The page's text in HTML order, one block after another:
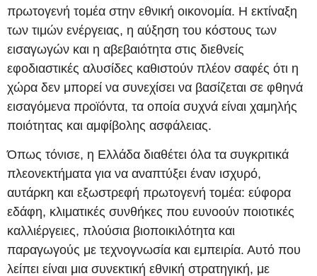
πρωτογενή τομέα στην εθνική οικονομία. Η εκτίναξη
των τιμών ενέργειας, η αύξηση του κόστους των
εισαγωγών και η αβεβαιότητα στις διεθνείς
εφοδιαστικές αλυσίδες καθιστούν πλέον σαφές ότι η
χώρα δεν μπορεί να συνεχίσει να βασίζεται σε φθηνά
εισαγόμενα προϊόντα, τα οποία συχνά είναι χαμηλής
ποιότητας και αμφίβολης ασφάλειας.
Όπως τόνισε, η Ελλάδα διαθέτει όλα τα συγκριτικά
πλεονεκτήματα για να αναπτύξει έναν ισχυρό,
αυτάρκη και εξωστρεφή πρωτογενή τομέα: εύφορα
εδάφη, κλιματικές συνθήκες που ευνοούν ποιοτικές
καλλιέργειες, πλούσια βιοποικιλότητα και
παραγωγούς με τεχνογνωσία και εμπειρία. Αυτό που
λείπει είναι μια συνεκτική εθνική στρατηγική, με